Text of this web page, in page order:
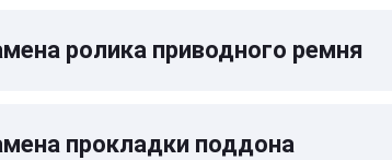
ролика приводного ремня
прокладки поддона